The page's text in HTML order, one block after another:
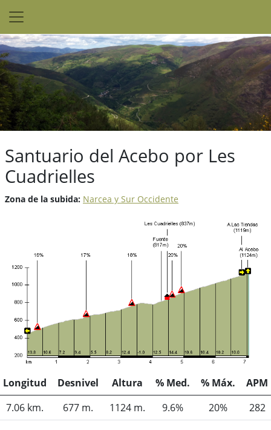
Santuario del Acebo por Les
Cuadrielles
Zona de la subida: Narcea y Sur Occidente
Longitud Desnivel Altura % Med. % Máx.
APM
7.06 km.
677 m. 1124 m. 9.6% 20% 282